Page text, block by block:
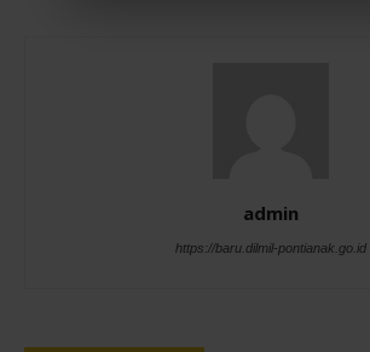
admin
https://baru.dilmil-pontianak.go.id